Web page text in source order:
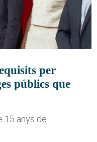
per
públics que
15 anys de